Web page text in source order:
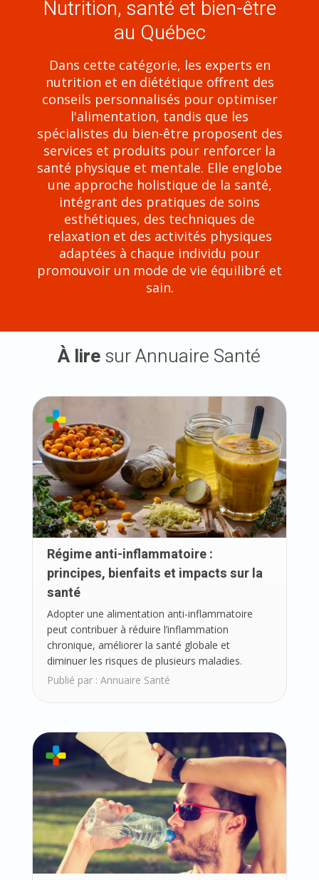
Nutrition, santé et bien-être
au Québec
Dans cette catégorie, les experts en
nutrition et en diététique offrent des
conseils personnalisés pour optimiser
l'alimentation, tandis que les
spécialistes du bien-être proposent des
services et produits pour renforcer la
santé physique et mentale. Elle englobe
une approche holistique de la santé,
intégrant des pratiques de soins
esthétiques, des techniques de
relaxation et des activités physiques
adaptées à chaque individu pour
promouvoir un mode de vie équilibré et
sain.
À liresur Annuaire Santé
Régime anti-inflammatoire :
principes, bienfaits et impacts sur la
santé
Adopter une alimentation anti-inflammatoire
peut contribuer à réduire l’inflammation
chronique, améliorer la santé globale et
diminuer les risques de plusieurs maladies.
Publié par : Annuaire Santé